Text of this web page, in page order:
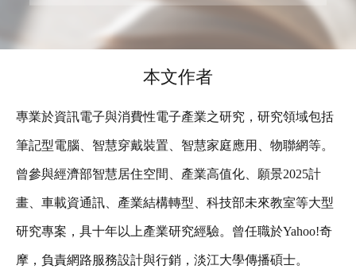
本文作者
專業於資訊電子與消費性電子產業之研究，研究領域包括
筆記型電腦、智慧穿戴裝置、智慧家庭應用、物聯網等。
曾參與經濟部智慧居住空間、產業高值化、願景2025計
畫、車載資通訊、產業結構轉型、科技部未來教室等大型
研究專案，具十年以上產業研究經驗。曾任職於Yahoo!奇
摩，負責網路服務設計與行銷，淡江大學傳播碩士。